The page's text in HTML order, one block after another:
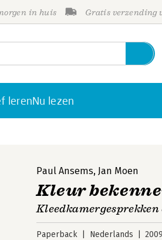
in huis Gratis verzending
lerenNu lezen
Paul Ansems, Jan Moen
Kleur
Paperback Nederlands